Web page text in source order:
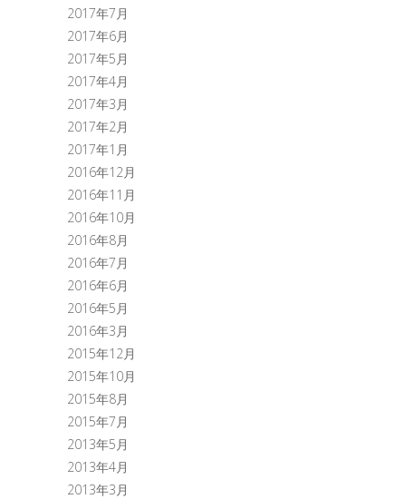
2017年7月
2017年6月
2017年5月
2017年4月
2017年3月
2017年2月
2017年1月
2016年12月
2016年11月
2016年10月
2016年8月
2016年7月
2016年6月
2016年5月
2016年3月
2015年12月
2015年10月
2015年8月
2015年7月
2013年5月
2013年4月
2013年3月